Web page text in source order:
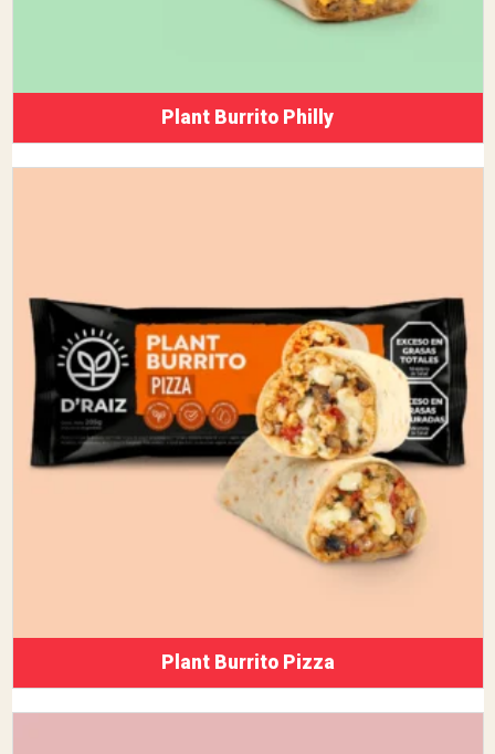
Plant Burrito Philly
Plant Burrito Pizza